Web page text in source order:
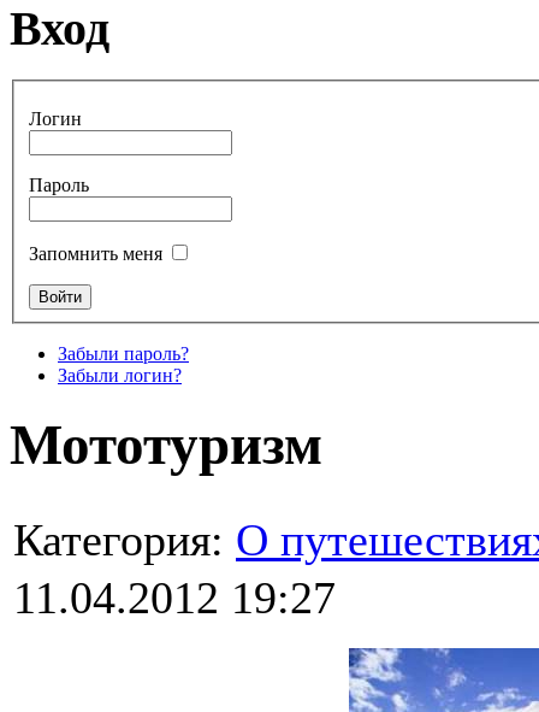
Вход
Логин
Пароль
Запомнить меня
Забыли пароль?
Забыли логин?
Мототуризм
Категория: О
11.04.2012 19:27